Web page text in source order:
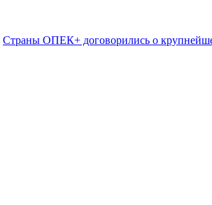
Страны ОПЕК+ договорились о